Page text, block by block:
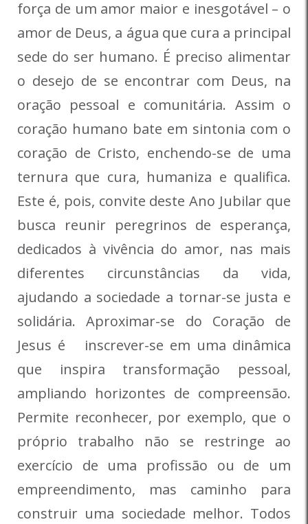
força de um amor maior e inesgotável – o
amor de Deus, a água que cura a principal
sede do ser humano. É preciso alimentar
o desejo de se encontrar com Deus, na
oração pessoal e comunitária. Assim o
coração humano bate em sintonia com o
coração de Cristo, enchendo-se de uma
ternura que cura, humaniza e qualifica.
Este é, pois, convite deste Ano Jubilar que
busca reunir peregrinos de esperança,
dedicados à vivência do amor, nas mais
diferentes circunstâncias da vida,
ajudando a sociedade a tornar-se justa e
solidária. Aproximar-se do Coração de
Jesus é inscrever-se em uma dinâmica
que inspira transformação pessoal,
ampliando horizontes de compreensão.
Permite reconhecer, por exemplo, que o
próprio trabalho não se restringe ao
exercício de uma profissão ou de um
empreendimento, mas caminho para
construir uma sociedade melhor. Todos